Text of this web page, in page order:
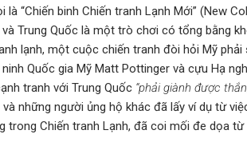
là “Chiến binh Chiến tranh Lạnh Mới” (New
Trung Quốc là một trò chơi có tổng bằng
lạnh, một cuộc chiến tranh đòi hỏi Mỹ
Quốc gia Mỹ Matt Pottinger và cựu Hạ
tranh với Trung Quốc “phải giành được
những người ủng hộ khác đã lấy ví dụ từ
trong Chiến tranh Lạnh, đã coi mối đe dọa